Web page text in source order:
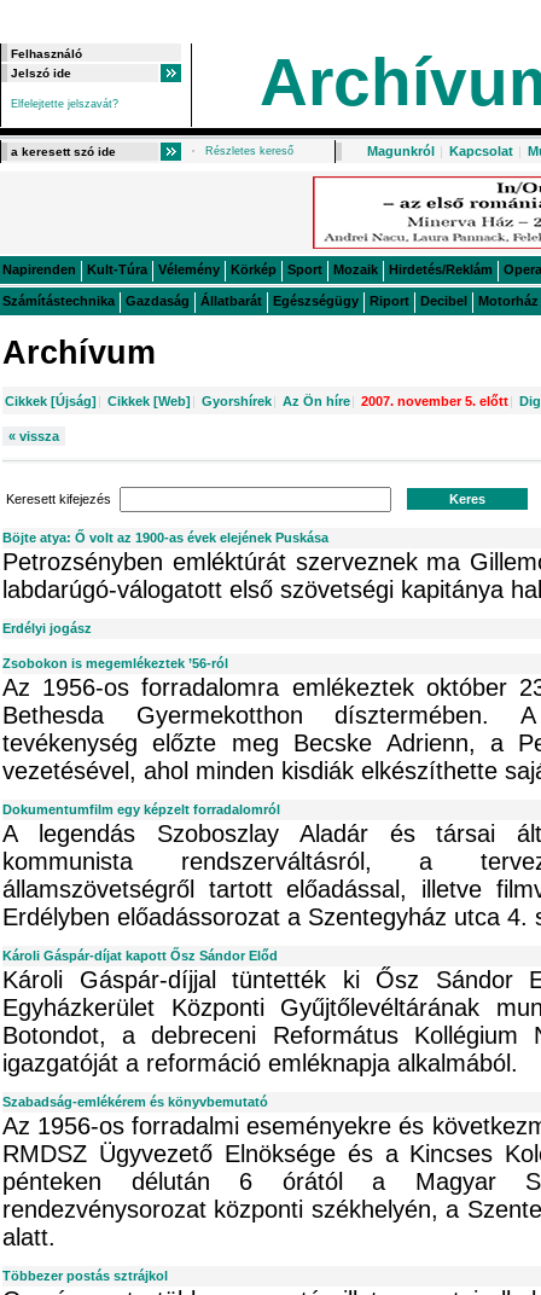
Elfelejtette jelszavát?
Részletes kereső Magunkról | Kapcsolat |
Napirenden Kult-Túra Vélemény Körkép Sport Mozaik Hirdetés/Reklám Opera
Számítástechnika Gazdaság Állatbarát Egészségügy Riport Decibel Motorház
Archívum
Cikkek [Újság] | Cikkek [Web] | Gyorshírek| Az Ön híre| 2007. november 5. előtt|
« vissza
Keresett kifejezés
Böjte atya: Ő volt az 1900-as évek elejének Puskása
Petrozsényben emléktúrát szerveznek ma
labdarúgó-válogatott első szövetségi kapitánya
Erdélyi jogász
Zsobokon is megemlékeztek ’56-ról
Az 1956-os forradalomra emlékeztek október
Bethesda Gyermekotthon dísztermében.
tevékenység előzte meg Becske Adrienn, a
vezetésével, ahol minden kisdiák elkészíthette
Dokumentumfilm egy képzelt forradalomról
A legendás Szoboszlay Aladár és társai
kommunista rendszerváltásról, a
államszövetségről tartott előadással, illetve
Erdélyben előadássorozat a Szentegyház utca 4.
Károli Gáspár-díjat kapott Ősz Sándor Előd
Károli Gáspár-díjjal tüntették ki Ősz Sándor
Egyházkerület Központi Gyűjtőlevéltárának
Botondot, a debreceni Református Kollégium
igazgatóját a reformáció emléknapja alkalmából.
Szabadság-emlékérem és könyvbemutató
Az 1956-os forradalmi eseményekre és
RMDSZ Ügyvezető Elnöksége és a Kincses
pénteken délután 6 órától a Magyar
rendezvénysorozat központi székhelyén, a
alatt.
Többezer postás sztrájkol